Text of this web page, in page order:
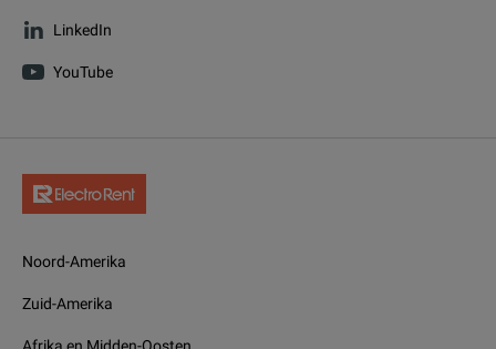
LinkedIn
YouTube
Noord-Amerika
Zuid-Amerika